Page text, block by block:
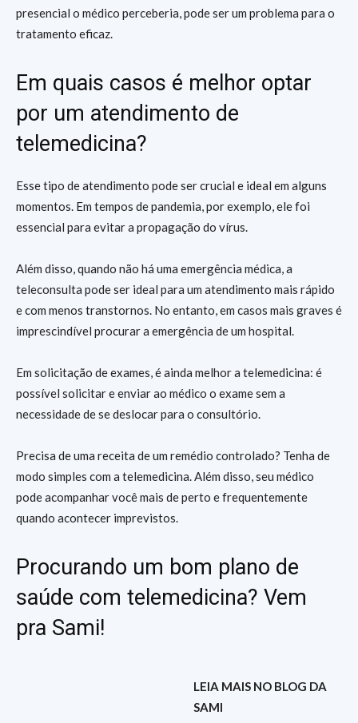
presencial o médico perceberia, pode ser um problema para o
tratamento eficaz.
Em quais casos é melhor optar
por um atendimento de
telemedicina?
Esse tipo de atendimento pode ser crucial e ideal em alguns
momentos. Em tempos de pandemia, por exemplo, ele foi
essencial para evitar a propagação do vírus.
Além disso, quando não há uma emergência médica, a
teleconsulta pode ser ideal para um atendimento mais rápido
e com menos transtornos. No entanto, em casos mais graves é
imprescindível procurar a emergência de um hospital.
Em solicitação de exames, é ainda melhor a telemedicina: é
possível solicitar e enviar ao médico o exame sem a
necessidade de se deslocar para o consultório.
Precisa de uma receita de um remédio controlado? Tenha de
modo simples com a telemedicina. Além disso, seu médico
pode acompanhar você mais de perto e frequentemente
quando acontecer imprevistos.
Procurando um bom plano de
saúde com telemedicina? Vem
pra Sami!
LEIA MAIS NO BLOG DA
SAMI